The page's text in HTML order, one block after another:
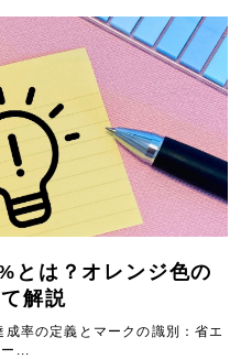
とは？オレンジ色の
解説
率の定義とマークの識別：省エ
...